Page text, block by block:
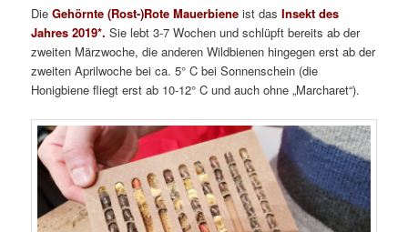
DieGehörnte (Rost-)Rote Mauerbiene ist dasInsekt des
Jahres 2019*.Sie lebt 3-7 Wochen und schlüpft bereits ab der
zweiten Märzwoche, die anderen Wildbienen hingegen erst ab der
zweiten Aprilwoche bei ca. 5° C bei Sonnenschein (die
Honigbiene fliegt erst ab 10-12° C und auch ohne „Marcharet“).